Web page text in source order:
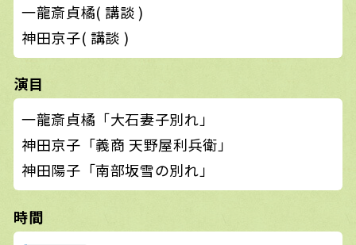
一龍斎貞橘( 講談 )
神田京子( 講談 )
演目
一龍斎貞橘「大石妻子別れ」
神田京子「義商 天野屋利兵衛」
神田陽子「南部坂雪の別れ」
時間